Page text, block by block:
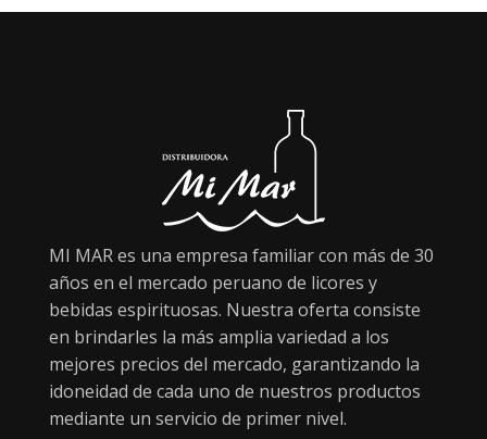
MI MAR es una empresa familiar con más de 30
años en el mercado peruano de licores y
bebidas espirituosas. Nuestra oferta consiste
en brindarles la más amplia variedad a los
mejores precios del mercado, garantizando la
idoneidad de cada uno de nuestros productos
mediante un servicio de primer nivel.